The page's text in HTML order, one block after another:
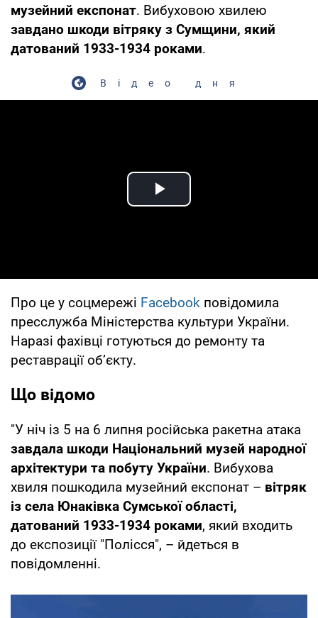
музейний експонат. Вибуховою хвилею
завдано шкоди вітряку з Сумщини, який
датований 1933-1934 роками.
Відео дня
Play Video
Про це у соцмережі Facebook повідомила
пресслужба Міністерства культури України.
Наразі фахівці готуються до ремонту та
реставрації об’єкту.
Що відомо
"У ніч із 5 на 6 липня російська ракетна атака
завдала шкоди Національний музей народної
архітектури та побуту України. Вибухова
хвиля пошкодила музейний експонат – вітряк
із села Юнаківка Сумської області,
датований 1933-1934 роками, який входить
до експозиції "Полісся", – йдеться в
повідомленні.